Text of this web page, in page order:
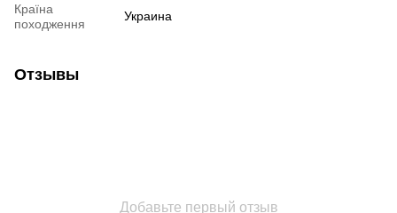
Країна
походження
Украина
Отзывы
Добавьте первый отзыв